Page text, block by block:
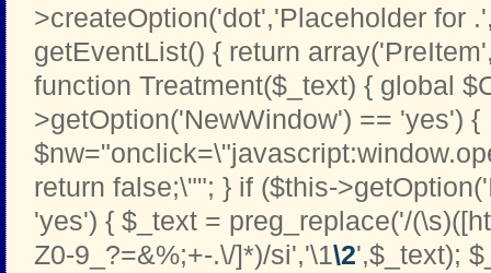
>createOption('dot','Placeholder for
getEventList() { return
function Treatment($_text) { global
>getOption('NewWindow') == 'yes') {
return false;\""; } if ($this-
'yes') { $_text = preg_replace('/
Z0-9_?=&%;+-.\/]*)/si','\1\2',$_text);